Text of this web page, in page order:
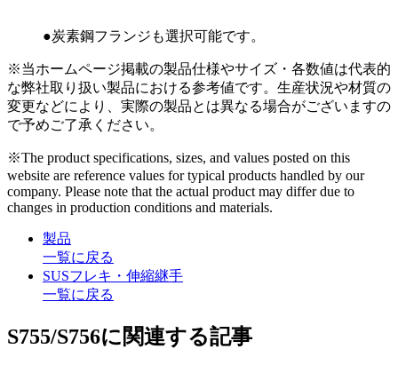
●炭素鋼フランジも選択可能です。
※当ホームページ掲載の製品仕様やサイズ・各数値は代表的
な弊社取り扱い製品における参考値です。生産状況や材質の
変更などにより、実際の製品とは異なる場合がございますの
で予めご了承ください。
※The product specifications, sizes, and values posted on this
website are reference values for typical products handled by our
company. Please note that the actual product may differ due to
changes in production conditions and materials.
製品
一覧に戻る
SUSフレキ・伸縮継手
一覧に戻る
S755/S756に関連する記事